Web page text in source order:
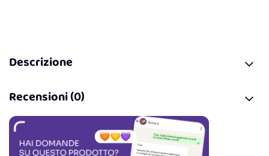
Descrizione
Recensioni (0)